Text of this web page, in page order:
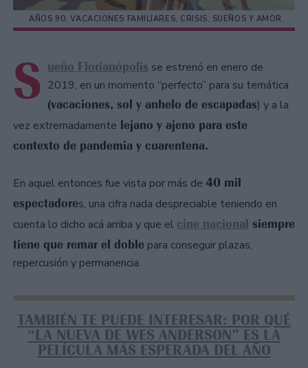
AÑOS 90, VACACIONES FAMILIARES, CRISIS, SUEÑOS Y AMOR.
S ueño Florianópolis se estrenó en enero de
2019, en un momento “perfecto” para su temática
(vacaciones, sol y anhelo de escapadas) y a la
vez extremadamente lejano y ajeno para este
contexto de pandemia y cuarentena.
En aquel entonces fue vista por más de 40 mil
espectadores, una cifra nada despreciable teniendo en
cuenta lo dicho acá arriba y que el cine nacional siempre
tiene que remar el doble para conseguir plazas,
repercusión y permanencia.
TAMBIÉN TE PUEDE INTERESAR: POR QUÉ
“LA NUEVA DE WES ANDERSON” ES LA
PELÍCULA MÁS ESPERADA DEL AÑO